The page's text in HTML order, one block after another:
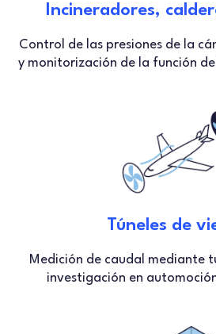
Incineradores,
Control de las presiones de la
y monitorización de la función
Túneles de
Medición de caudal mediante
investigación en